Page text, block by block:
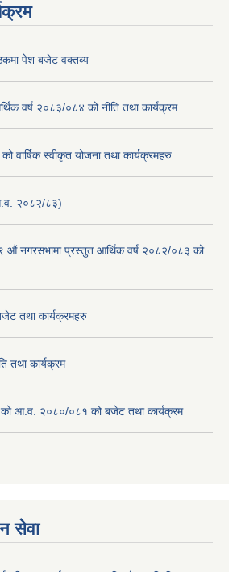
पेश बजेट वक्तब्य
वर्ष २०८३/०८४ को नीति तथा कार्यक्रम
वार्षिक स्वीकृत योजना तथा कार्यक्रमहरु
२०८२/८३)
औं नगरसभामा प्रस्तुत आर्थिक वर्ष २०८२/०८३ को
तथा कार्यक्रमहरु
तथा कार्यक्रम
को आ.व. २०८०/०८१ को बजेट तथा कार्यक्रम
सेवा